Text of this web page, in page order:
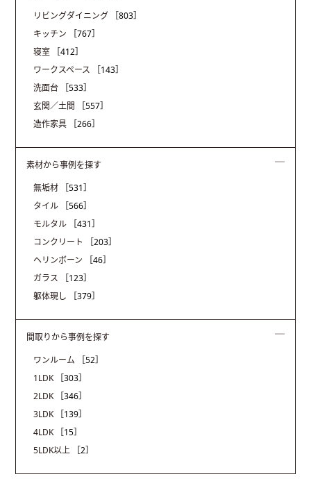
リビングダイニング
［803］
キッチン
［767］
寝室
［412］
ワークスペース
［143］
洗面台
［533］
玄関／土間
［557］
造作家具
［266］
素材から事例を探す
無垢材
［531］
タイル
［566］
モルタル
［431］
コンクリート
［203］
ヘリンボーン
［46］
ガラス
［123］
躯体現し
［379］
間取りから事例を探す
ワンルーム
［52］
1LDK
［303］
2LDK
［346］
3LDK
［139］
4LDK
［15］
5LDK以上
［2］